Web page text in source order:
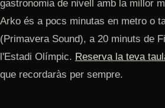
gastronomia de nivell amb la millor
Arko és a pocs minutas en metro o
(Primavera Sound), a 20 minuts de
l'Estadi Olímpic. Reserva la teva
que recordaràs per sempre.